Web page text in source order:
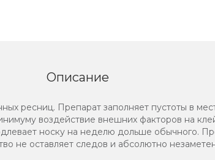
Описание
ресниц. Препарат заполняет пустоты в
воздействие внешних факторов на
носку на неделю дольше обычного.
не оставляет следов и абсолютно